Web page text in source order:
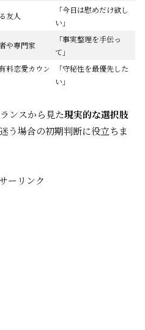
友人
「今日は慰めだけ欲し
い」
や専門家
「事実整理を手伝っ
て」
料恋愛カウン
「守秘性を最優先した
い」
ンスから見た現実的な選択肢
う場合の初期判断に役立ちま
ーリンク